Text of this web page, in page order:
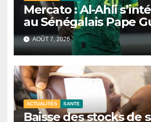
Mercato : Al-Ahli
au Sénégalais Pape
AOÛT 7, 2026
ACTUALITÉS SANTE
Baisse des stocks de